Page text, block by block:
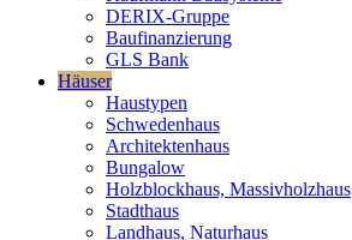
DERIX-Gruppe
Baufinanzierung
GLS Bank
Häuser
Haustypen
Schwedenhaus
Architektenhaus
Bungalow
Holzblockhaus, Massivholzhaus
Stadthaus
Landhaus, Naturhaus